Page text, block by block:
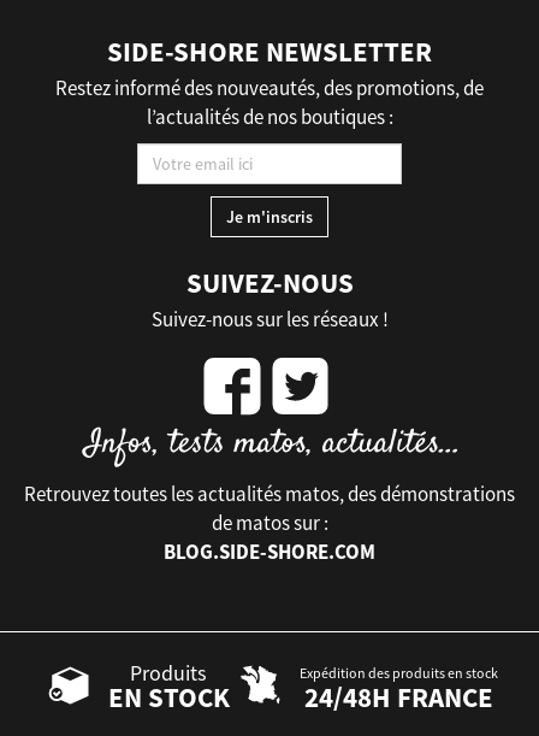
SIDE-SHORE NEWSLETTER
Restez informé des nouveautés, des promotions, de
l’actualités de nos boutiques :
SUIVEZ-NOUS
Suivez-nous sur les réseaux !
Retrouvez toutes les actualités matos, des démonstrations
de matos sur :
BLOG.SIDE-SHORE.COM
Produits
EN STOCK
Expédition des produits en stock
24/48H FRANCE